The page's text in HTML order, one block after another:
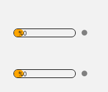
%0
%0